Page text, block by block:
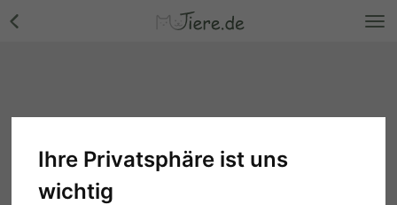
Ihre Privatsphäre ist uns
wichtig
Fische